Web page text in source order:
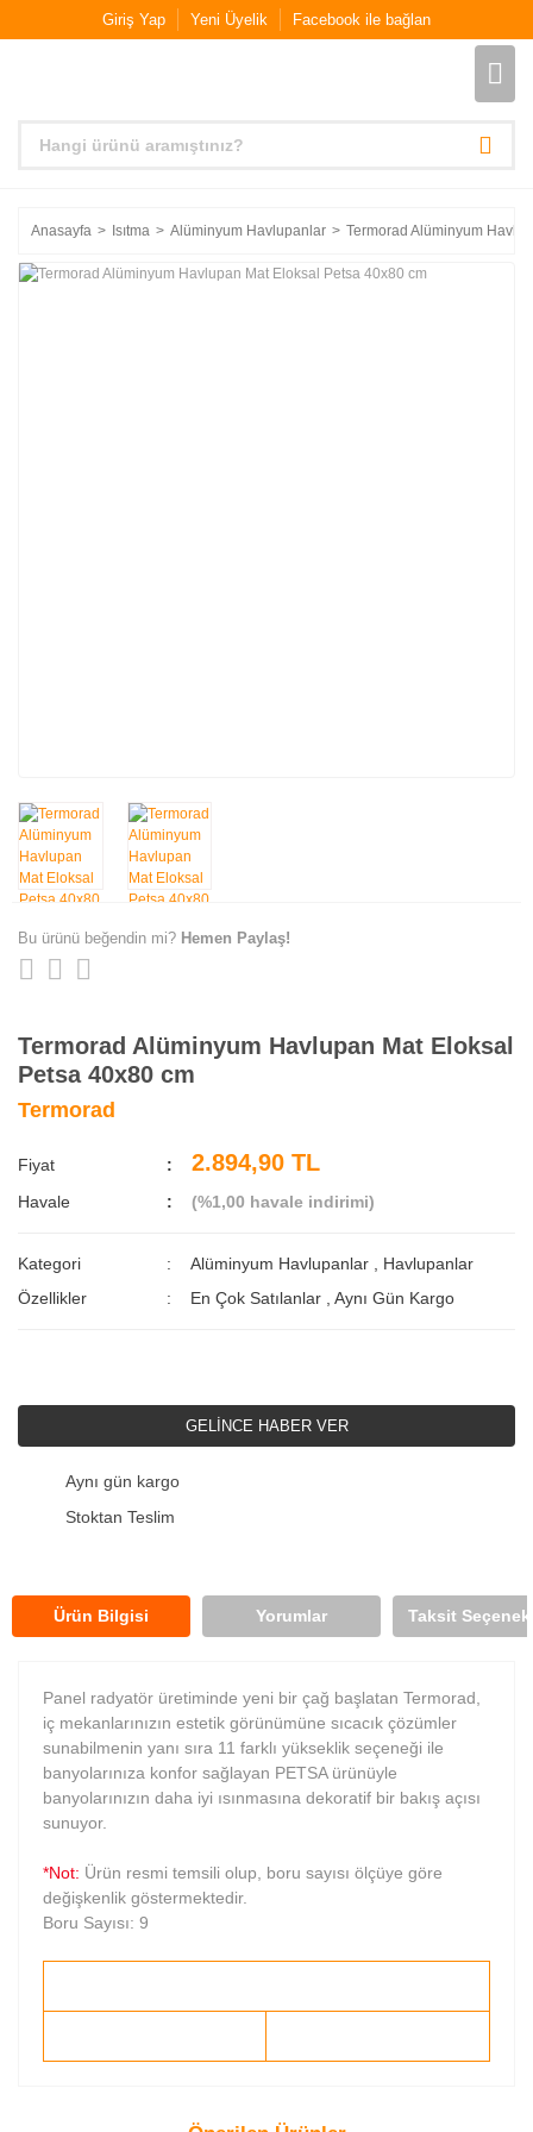
Giriş Yap Yeni Üyelik Facebook ile bağlan
Anasayfa Isıtma Alüminyum Havlupanlar Termorad Alüminyum
Bu ürünü beğendin mi? Hemen Paylaş!
Termorad Alüminyum Havlupan Mat Eloksal
Petsa 40x80 cm
Termorad
Fiyat 2.894,90 TL
Havale (%1,00 havale indirimi)
Kategori Alüminyum Havlupanlar
Havlupanlar
Özellikler
En Çok Satılanlar ,Aynı Gün Kargo
GELİNCE HABER VER
Aynı gün kargo
Stoktan Teslim
Ürün Bilgisi Yorumlar Taksit
Panel radyatör üretiminde yeni bir çağ başlatan Termorad,
iç mekanlarınızın estetik görünümüne sıcacık çözümler
sunabilmenin yanı sıra 11 farklı yükseklik seçeneği ile
banyolarınıza konfor sağlayan PETSA ürünüyle
banyolarınızın daha iyi ısınmasına dekoratif bir bakış açısı
sunuyor.
*Not: Ürün resmi temsili olup, boru sayısı ölçüye göre
değişkenlik göstermektedir.
Boru Sayısı: 9